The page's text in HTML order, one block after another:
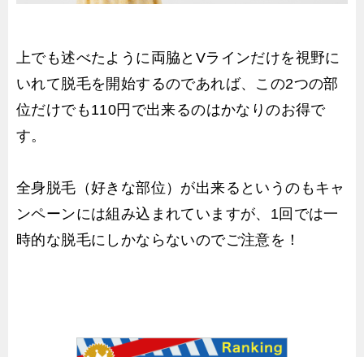
上でも述べたように両脇とVラインだけを視野に
いれて脱毛を開始するのであれば、この2つの部
位だけでも110円で出来るのはかなりのお得で
す。
全身脱毛（好きな部位）が出来るというのもキャ
ンペーンには組み込まれていますが、1回では一
時的な脱毛にしかならないのでご注意を！